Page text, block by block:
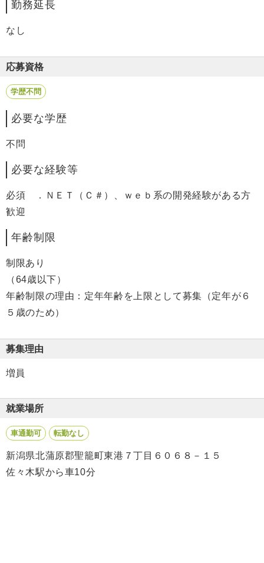
勤務延長
なし
応募資格
学歴不問
必要な学歴
不問
必要な経験等
必須 ．ＮＥＴ（Ｃ＃）、ｗｅｂ系の開発経験がある方
歓迎
年齢制限
制限あり
（64歳以下）
年齢制限の理由：定年年齢を上限として募集（定年が６
５歳のため）
募集理由
増員
就業場所
車通勤可 転勤なし
新潟県北蒲原郡聖籠町東港７丁目６０６８－１５
佐々木駅から車10分